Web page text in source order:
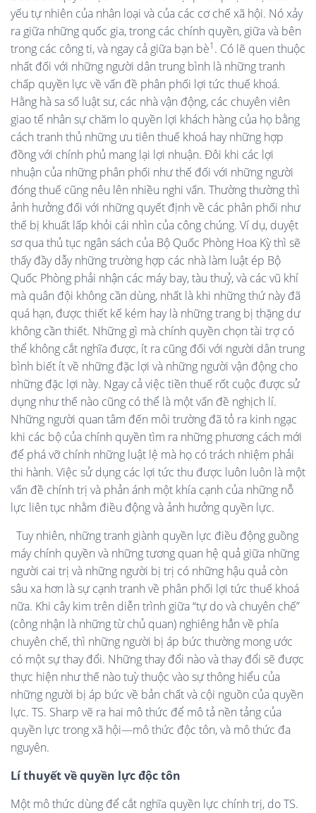
yếu tự nhiên của nhân loại và của các cơ chế xã hội. Nó xảy
ra giữa những quốc gia, trong các chính quyền, giữa và bên
trong các công ti, và ngay cả giữa bạn bè1 . Có lẽ quen thuộc
nhất đối với những người dân trung bình là những tranh
chấp quyền lực về vấn đề phân phối lợi tức thuế khoá.
Hằng hà sa số luật sư, các nhà vận động, các chuyên viên
giao tế nhân sự chăm lo quyền lợi khách hàng của họ bằng
cách tranh thủ những ưu tiên thuế khoá hay những hợp
đồng với chính phủ mang lại lợi nhuận. Đôi khi các lợi
nhuận của những phân phối như thế đối với những người
đóng thuế cũng nêu lên nhiều nghi vấn. Thường thường thì
ảnh hưởng đối với những quyết định về các phân phối như
thế bị khuất lấp khỏi cái nhìn của công chúng. Ví dụ, duyệt
sơ qua thủ tục ngân sách của Bộ Quốc Phòng Hoa Kỳ thì sẽ
thấy đầy dẫy những trường hợp các nhà làm luật ép Bộ
Quốc Phòng phải nhận các máy bay, tàu thuỷ, và các vũ khí
mà quân đội không cần dùng, nhất là khi những thứ này đã
quá hạn, được thiết kế kém hay là những trang bị thặng dư
không cần thiết. Những gì mà chính quyền chọn tài trợ có
thể không cắt nghĩa được, ít ra cũng đối với người dân trung
bình biết ít về những đặc lợi và những người vận động cho
những đặc lợi này. Ngay cả việc tiền thuế rốt cuộc được sử
dụng như thế nào cũng có thể là một vấn đề nghịch lí.
Những người quan tâm đến môi trường đã tỏ ra kinh ngạc
khi các bộ của chính quyền tìm ra những phương cách mới
để phá vỡ chính những luật lệ mà họ có trách nhiệm phải
thi hành. Việc sử dụng các lợi tức thu được luôn luôn là một
vấn đề chính trị và phản ánh một khía cạnh của những nỗ
lực liên tục nhằm điều động và ảnh hưởng quyền lực.
Tuy nhiên, những tranh giành quyền lực điều động guồng
máy chính quyền và những tương quan hệ quả giữa những
người cai trị và những người bị trị có những hậu quả còn
sâu xa hơn là sự cạnh tranh về phân phối lợi tức thuế khoá
nữa. Khi cây kim trên diễn trình giữa “tự do và chuyên chế”
(công nhận là những từ chủ quan) nghiêng hẳn về phía
chuyên chế, thì những người bị áp bức thường mong ước
có một sự thay đổi. Những thay đổi nào và thay đổi sẽ được
thực hiện như thế nào tuỳ thuộc vào sự thông hiểu của
những người bị áp bức về bản chất và cội nguồn của quyền
lực. TS. Sharp vẽ ra hai mô thức để mô tả nền tảng của
quyền lực trong xã hội—mô thức độc tôn, và mô thức đa
nguyên.
Lí thuyết về quyền lực độc tôn
Một mô thức dùng để cắt nghĩa quyền lực chính trị, do TS.